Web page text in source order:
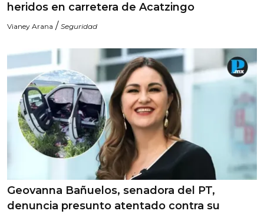
heridos en carretera de Acatzingo
Vianey Arana / Seguridad
Geovanna Bañuelos, senadora del PT,
denuncia presunto atentado contra su